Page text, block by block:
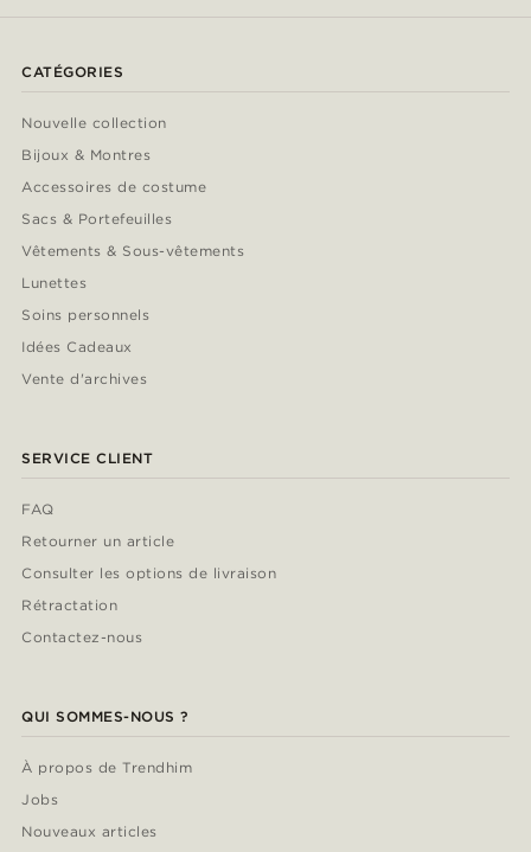
CATÉGORIES
Nouvelle collection
Bijoux & Montres
Accessoires de costume
Sacs & Portefeuilles
Vêtements & Sous-vêtements
Lunettes
Soins personnels
Idées Cadeaux
Vente d'archives
SERVICE CLIENT
FAQ
Retourner un article
Consulter les options de livraison
Rétractation
Contactez-nous
QUI SOMMES-NOUS ?
À propos de Trendhim
Jobs
Nouveaux articles